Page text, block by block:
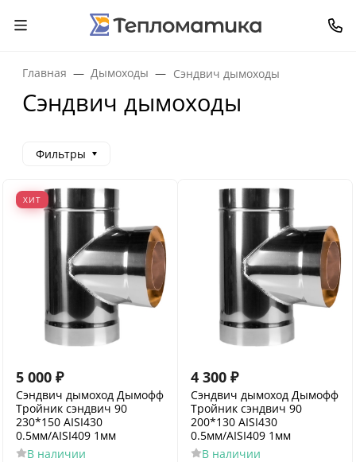
Главная Дымоходы Сэндвич дымоходы
Сэндвич дымоходы
Фильтры
ХИТ
5 000 ₽
Сэндвич дымоход Дымофф
Тройник сэндвич 90
230*150 AISI430
0.5мм/AISI409 1мм
В наличии
4 300 ₽
Сэндвич дымоход Дымофф
Тройник сэндвич 90
200*130 AISI430
0.5мм/AISI409 1мм
В наличии